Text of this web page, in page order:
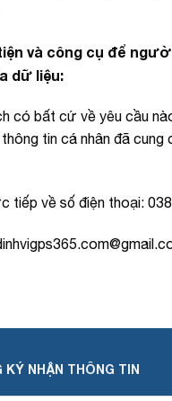
và công cụ để
dữ liệu:
có bất cứ về yêu cầu
tin cá nhân đã cung
tiếp về số điện thoại:
KÝ NHẬN THÔNG TIN